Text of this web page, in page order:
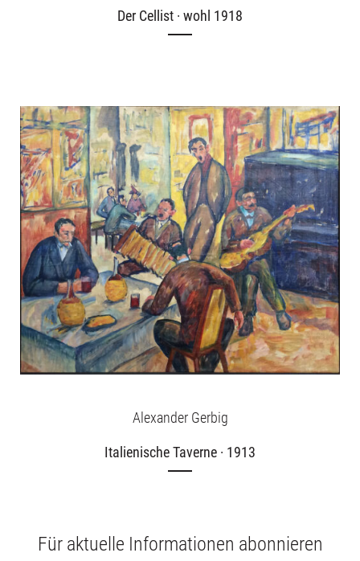
Publikationen
English
Der Cellist · wohl 1918
Alexander Gerbig
Italienische Taverne · 1913
Für aktuelle Informationen abonnieren